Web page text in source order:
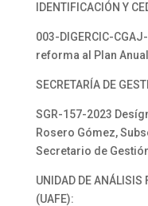
IDENTIFICACIÓN Y
003-DIGERCIC-
reforma al Plan
SECRETARÍA DE
SGR-157-2023
Rosero Gómez,
Secretario de
UNIDAD DE ANÁLISIS
(UAFE):